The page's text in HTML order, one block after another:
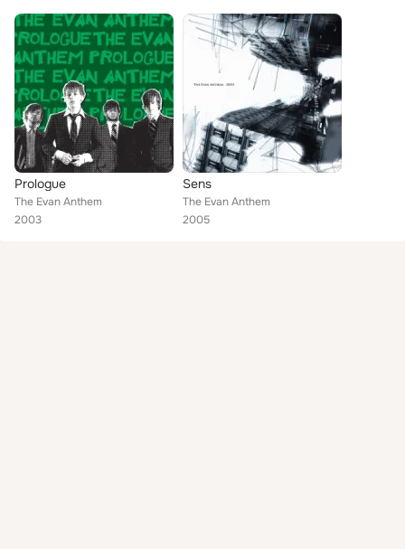
Prologue
The Evan Anthem
2003
Sens
The Evan Anthem
2005